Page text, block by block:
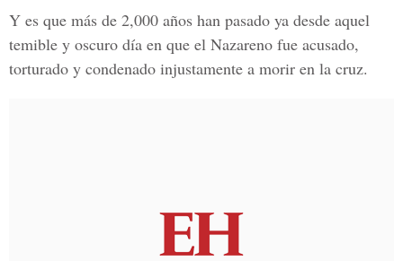
Y es que más de 2,000 años han pasado ya desde aquel
temible y oscuro día en que el Nazareno fue acusado,
torturado y condenado injustamente a morir en la cruz.